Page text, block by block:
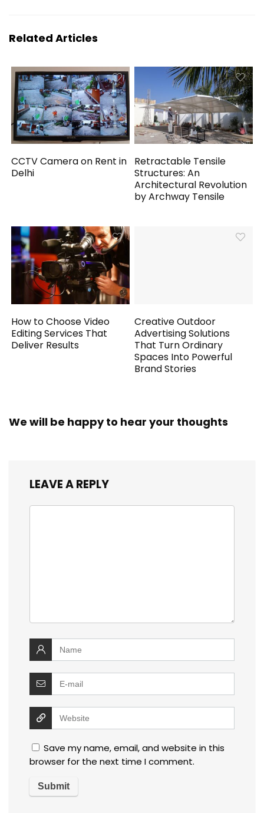
Related Articles
CCTV Camera on Rent in
Delhi
Retractable Tensile
Structures: An
Architectural Revolution
by Archway Tensile
How to Choose Video
Editing Services That
Deliver Results
Creative Outdoor
Advertising Solutions
That Turn Ordinary
Spaces Into Powerful
Brand Stories
We will be happy to hear your thoughts
LEAVE A REPLY
Save my name, email, and website in this
browser for the next time I comment.